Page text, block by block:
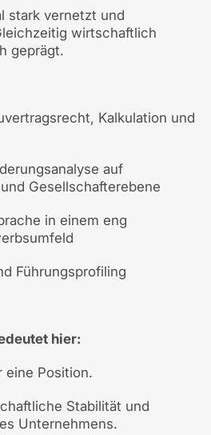
stark vernetzt und
wirtschaftlich
geprägt.
Kalkulation und
auf
Gesellschafterebene
in einem eng
Führungsprofiling
hier:
eine Position.
Stabilität und
Unternehmens.